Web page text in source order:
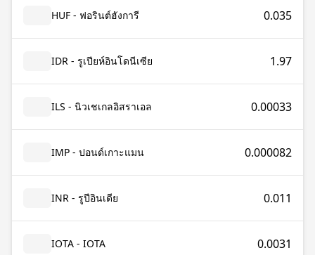
HUF - ฟอรินต์ฮังการี 0.035
IDR - รูเปียห์อินโดนีเซีย 1.97
ILS - นิวเชเกลอิสราเอล 0.00033
IMP - ปอนด์เกาะแมน 0.000082
INR - รูปีอินเดีย 0.011
IOTA - IOTA 0.0031